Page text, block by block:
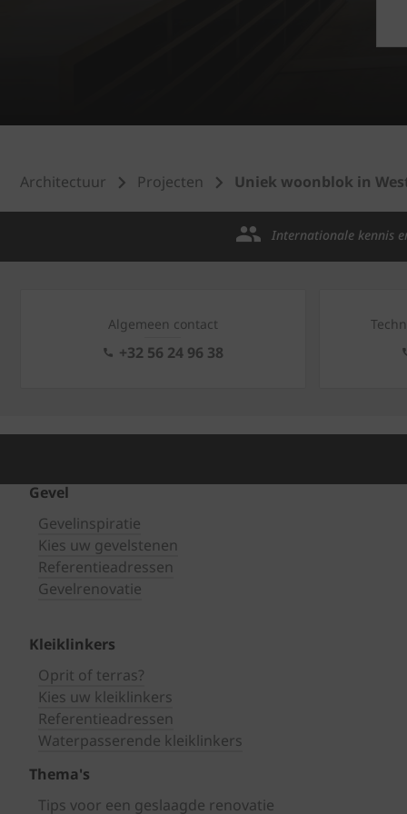
Architectuur Projecten Uniek woonblok in
Internationale kennis
Algemeen contact
+32 56 24 96 38
Gevel
Gevelinspiratie
Kies uw gevelstenen
Referentieadressen
Gevelrenovatie
Kleiklinkers
Oprit of terras?
Kies uw kleiklinkers
Referentieadressen
Waterpasserende kleiklinkers
Thema's
Tips voor een geslaagde renovatie